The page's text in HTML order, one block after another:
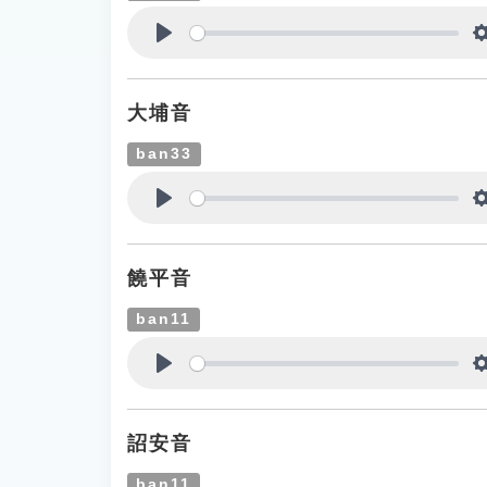
大埔音
ban33
饒平音
ban11
詔安音